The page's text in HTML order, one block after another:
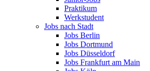
Praktikum
Werkstudent
Jobs nach Stadt
Jobs Berlin
Jobs Dortmund
Jobs Düsseldorf
Jobs Frankfurt am Main